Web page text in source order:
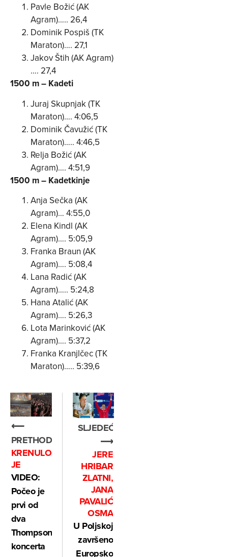
Pavle Božić (AK
Agram)….. 26,4
Dominik Pospiš (TK
Maraton)…. 27,1
Jakov Štih (AK Agram)
…. 27,4
1500 m – Kadeti
Juraj Skupnjak (TK
Maraton)…. 4:06,5
Dominik Čavužić (TK
Maraton)….. 4:46,5
Relja Božić (AK
Agram)…. 4:51,9
1500 m – Kadetkinje
Anja Sečka (AK
Agram)… 4:55,0
Elena Kindl (AK
Agram)…. 5:05,9
Franka Braun (AK
Agram)…. 5:08,4
Lana Radić (AK
Agram)….. 5:24,8
Hana Atalić (AK
Agram)…. 5:26,3
Lota Marinković (AK
Agram)…. 5:37,2
Franka Kranjlčec (TK
Maraton)….. 5:39,6
⟵
PRETHODNO
KRENULO
JE
VIDEO:
Počeo je
prvi od
dva
Thompsonova
koncerta
SLJEDEĆE
⟶
JERE
HRIBAR
ZLATNI,
JANA
PAVALIĆ
OSMA
U Poljskoj
završeno
Europsko